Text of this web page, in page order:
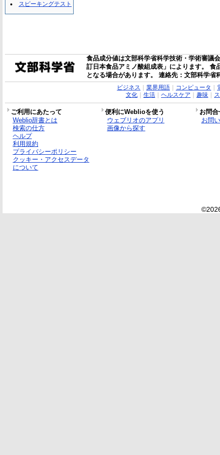
スピーキングテスト
食品成分値は文部科学省科学技術・学術審議
訂日本食品アミノ酸組成表」によります。
となる場合があります。 連絡先：文部科学
ビジネス 業界用語｜ コンピュータ
文化｜ 生活｜ ヘルスケア 趣味｜
ご利用にあたって 便利にWeblioを使う
お問
Weblio辞書とは
検索の仕方
ヘルプ
利用規約
プライバシーポリシー
クッキー・アクセスデータ
について
ウェブリオのアプリ
画像から探す
お問